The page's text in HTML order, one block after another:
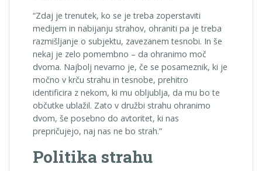
“Zdaj je trenutek, ko se je treba zoperstaviti
medijem in nabijanju strahov, ohraniti pa je treba
razmišljanje o subjektu, zavezanem tesnobi. In še
nekaj je zelo pomembno – da ohranimo moč
dvoma. Najbolj nevarno je, če se posameznik, ki je
močno v krču strahu in tesnobe, prehitro
identificira z nekom, ki mu obljublja, da mu bo te
občutke ublažil. Zato v družbi strahu ohranimo
dvom, še posebno do avtoritet, ki nas
prepričujejo, naj nas ne bo strah.”
Politika strahu